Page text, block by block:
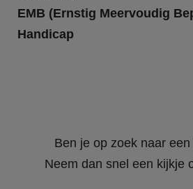
EMB (Ernstig Meervoudig
Handicap
Ben je op zoek naar
Neem dan snel een kijkje